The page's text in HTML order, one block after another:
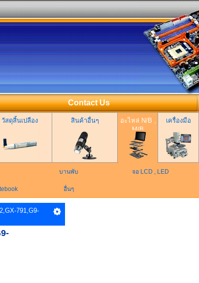
Contact Us
วัสดุสิ้นเปลือง สินค้าอื่นๆ
อะไหล่ N/B ,
M/B
เครื่องมือ
บานพับ จอ LCD , LED
อื่นๆ
791,G9-